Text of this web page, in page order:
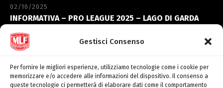
Gestisci Consenso
Per fornire le migliori esperienze, utilizziamo tecnologie come i cookie per
memorizzare e/o accedere alle informazioni del dispositivo. Il consenso a
queste tecnologie ci permetterà di elaborare dati come il comportamento
02/10/2025
INFORMATIVA – PRO LEAGUE 2025 – LAGO DI GARDA
06/09/2023
INFORMATIVA – ELITE’ CHAMPIONSHIP – LAGO
TRASIMENO